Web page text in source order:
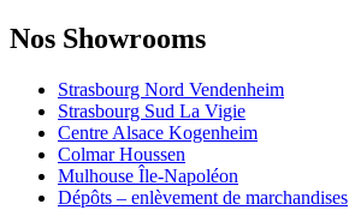
Nos Showrooms
Strasbourg Nord Vendenheim
Strasbourg Sud La Vigie
Centre Alsace Kogenheim
Colmar Houssen
Mulhouse Île-Napoléon
Dépôts – enlèvement de marchandises